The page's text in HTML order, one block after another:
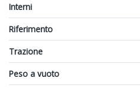
Interni
Riferimento
Trazione
Peso a vuoto